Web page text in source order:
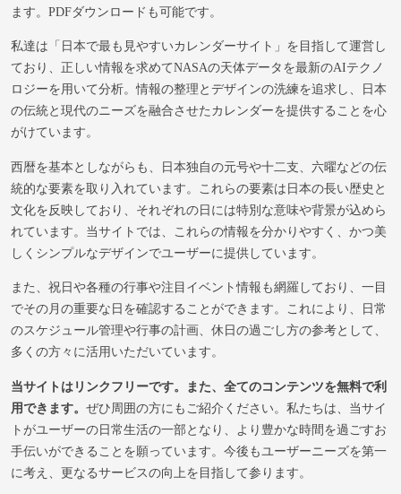
ます。PDFダウンロードも可能です。
私達は「日本で最も見やすいカレンダーサイト」を目指して運営し
ており、正しい情報を求めてNASAの天体データを最新のAIテクノ
ロジーを用いて分析。情報の整理とデザインの洗練を追求し、日本
の伝統と現代のニーズを融合させたカレンダーを提供することを心
がけています。
西暦を基本としながらも、日本独自の元号や十二支、六曜などの伝
統的な要素を取り入れています。これらの要素は日本の長い歴史と
文化を反映しており、それぞれの日には特別な意味や背景が込めら
れています。当サイトでは、これらの情報を分かりやすく、かつ美
しくシンプルなデザインでユーザーに提供しています。
また、祝日や各種の行事や注目イベント情報も網羅しており、一目
でその月の重要な日を確認することができます。これにより、日常
のスケジュール管理や行事の計画、休日の過ごし方の参考として、
多くの方々に活用いただいています。
当サイトはリンクフリーです。また、全てのコンテンツを無料で利
用できます。 ぜひ周囲の方にもご紹介ください。私たちは、当サイ
トがユーザーの日常生活の一部となり、より豊かな時間を過ごすお
手伝いができることを願っています。今後もユーザーニーズを第一
に考え、更なるサービスの向上を目指して参ります。